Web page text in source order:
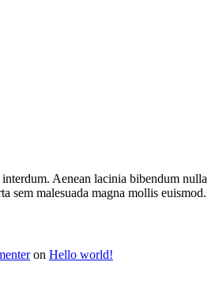
Aenean lacinia bibendum nulla
sem malesuada magna mollis euismod.
on Hello world!